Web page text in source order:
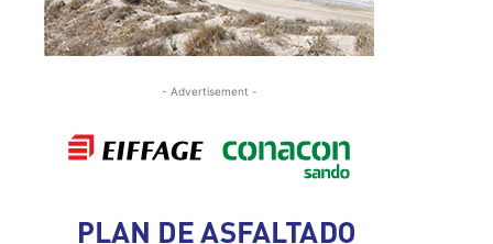
- Advertisement -